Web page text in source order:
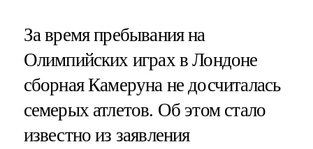
За время пребывания на
Олимпийских играх в Лондоне
сборная Камеруна не досчиталась
семерых атлетов. Об этом стало
известно из заявления